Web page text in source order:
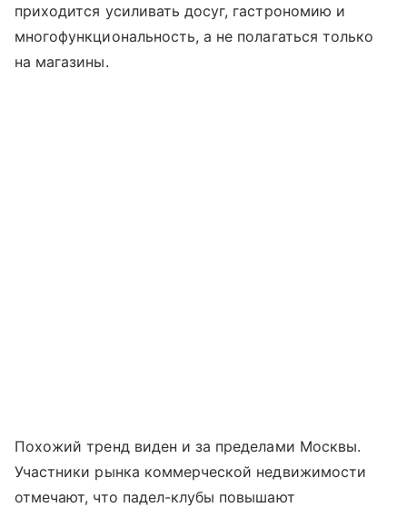
приходится усиливать досуг, гастрономию и
многофункциональность, а не полагаться только
на магазины.
Похожий тренд виден и за пределами Москвы.
Участники рынка коммерческой недвижимости
отмечают, что падел-клубы повышают